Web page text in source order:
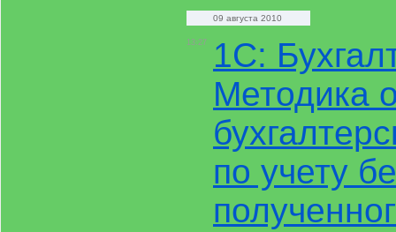
09 августа 2010
13:27
1С:
Методика
по учету